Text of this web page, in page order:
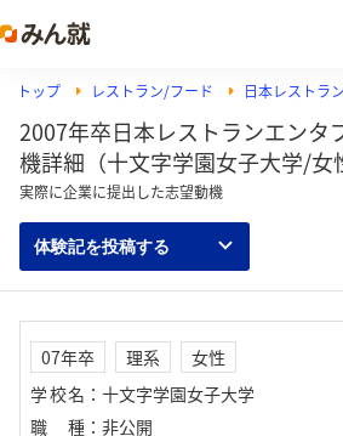
トップ レストラン/フード 日本レストラ
2007年卒日本レストランエンタ
機詳細（十文字学園女子大学/女
実際に企業に提出した志望動機
体験記を投稿する
07年卒 理系
女性
学校名 ： 十文字学園女子大学
職種 ： 非公開